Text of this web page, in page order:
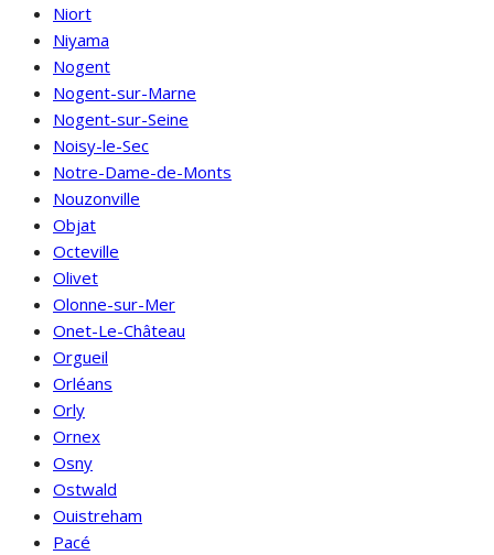
Niort
Niyama
Nogent
Nogent-sur-Marne
Nogent-sur-Seine
Noisy-le-Sec
Notre-Dame-de-Monts
Nouzonville
Objat
Octeville
Olivet
Olonne-sur-Mer
Onet-Le-Château
Orgueil
Orléans
Orly
Ornex
Osny
Ostwald
Ouistreham
Pacé